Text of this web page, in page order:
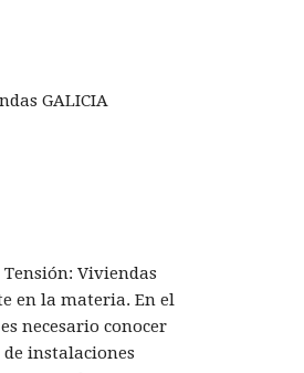
GALICIA
Tensión: Viviendas
en la materia. En el
necesario conocer
instalaciones